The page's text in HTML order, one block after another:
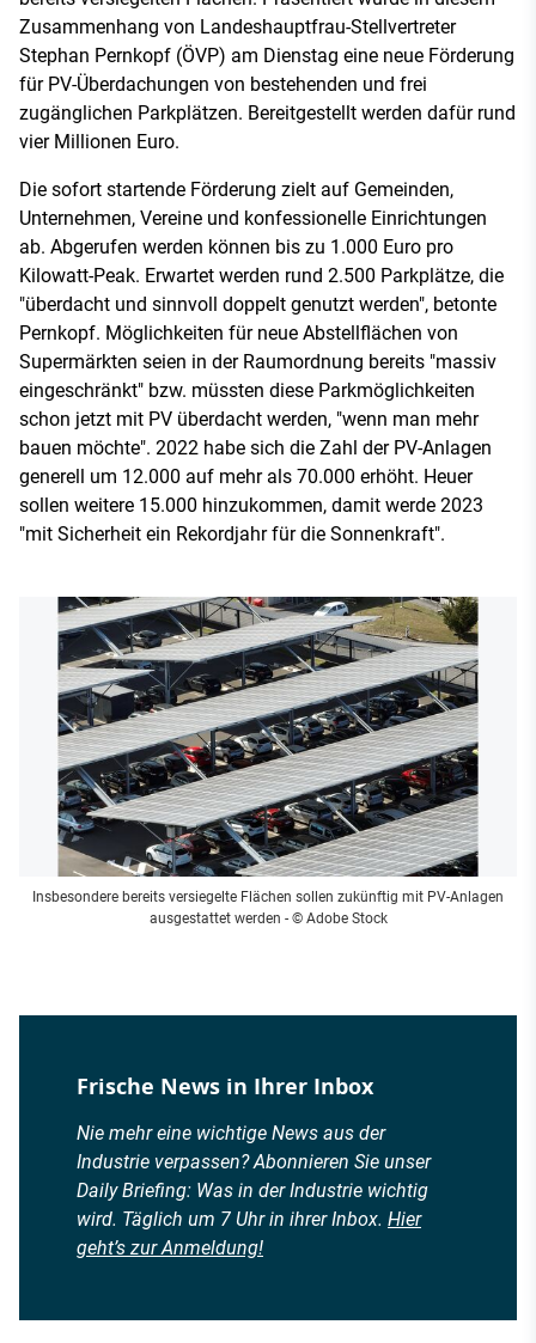
Zusammenhang von Landeshauptfrau-Stellvertreter
Stephan Pernkopf (ÖVP) am Dienstag eine neue Förderung
für PV-Überdachungen von bestehenden und frei
zugänglichen Parkplätzen. Bereitgestellt werden dafür rund
vier Millionen Euro.
Die sofort startende Förderung zielt auf Gemeinden,
Unternehmen, Vereine und konfessionelle Einrichtungen
ab. Abgerufen werden können bis zu 1.000 Euro pro
Kilowatt-Peak. Erwartet werden rund 2.500 Parkplätze, die
"überdacht und sinnvoll doppelt genutzt werden", betonte
Pernkopf. Möglichkeiten für neue Abstellflächen von
Supermärkten seien in der Raumordnung bereits "massiv
eingeschränkt" bzw. müssten diese Parkmöglichkeiten
schon jetzt mit PV überdacht werden, "wenn man mehr
bauen möchte". 2022 habe sich die Zahl der PV-Anlagen
generell um 12.000 auf mehr als 70.000 erhöht. Heuer
sollen weitere 15.000 hinzukommen, damit werde 2023
"mit Sicherheit ein Rekordjahr für die Sonnenkraft".
Insbesondere bereits versiegelte Flächen sollen zukünftig mit PV-Anlagen
ausgestattet werden - © Adobe Stock
Frische News in Ihrer Inbox
Nie mehr eine wichtige News aus der
Industrie verpassen? Abonnieren Sie unser
Daily Briefing: Was in der Industrie wichtig
wird. Täglich um 7 Uhr in ihrer Inbox. Hier
geht’s zur Anmeldung!